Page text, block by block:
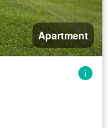
Apartment